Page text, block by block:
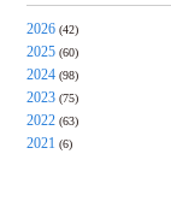
2026 (42)
2025 (60)
2024 (98)
2023 (75)
2022 (63)
2021 (6)